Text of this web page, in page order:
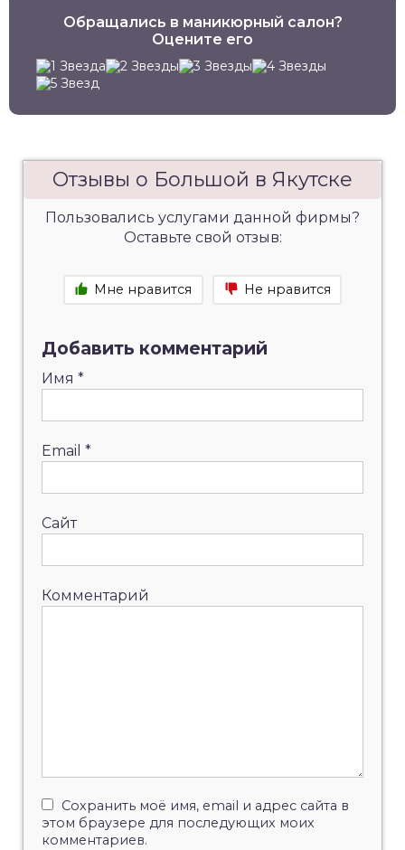
Обращались в маникюрный салон?
Оцените его
Отзывы о Большой в Якутске
Пользовались услугами данной фирмы?
Оставьте свой отзыв:
Мне нравится Не нравится
Добавить комментарий
Имя *
Email *
Сайт
Комментарий
Сохранить моё имя, email и адрес сайта в
этом браузере для последующих моих
комментариев.